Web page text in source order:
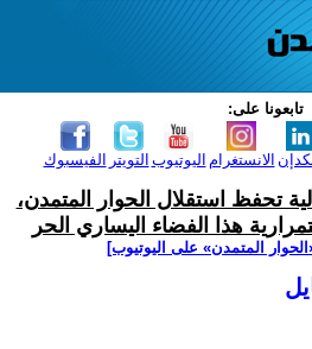
تابعونا على:
الفيسبوك التويتر اليوتيوب الانستغرام
تحفظ استقلال الحوار المتمدن،
هذا الفضاء اليساري الحر
المتمدن» على اليوتيوب]